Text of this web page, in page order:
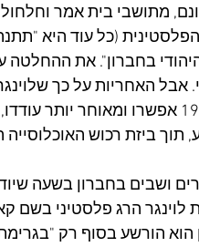
סלילת הכביש החדש, הופקעו בשנת 2019 כ-400 דונם, מתושבי
הפלסטינית (כל עוד היא
בחברון". את ההחלטה
אבל האחריות על כך
להנצחה, נופלת על כל ממשלות ישראל, שמאז אפריל 1968 אפשרו
תוך ביזת רכוש
ירה לעבר עוברים ושבים בחברון
הרג פלסטיני בשם
הורשע בסוף רק